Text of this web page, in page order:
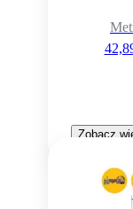
Zobacz